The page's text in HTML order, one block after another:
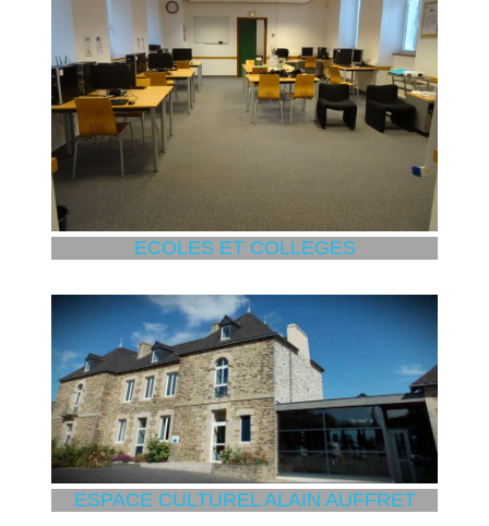
ECOLES ET COLLEGES
ESPACE CULTUREL ALAIN AUFFRET